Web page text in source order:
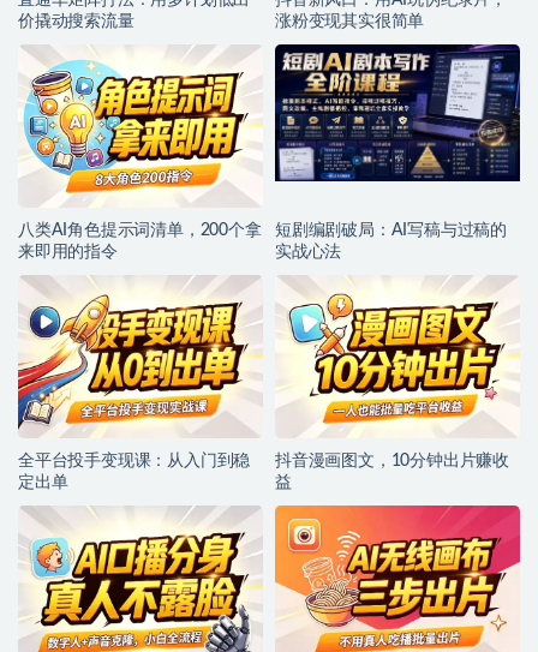
价撬动搜索流量
涨粉变现其实很简单
八类AI角色提示词清单，200个拿
来即用的指令
短剧编剧破局：AI写稿与过稿的
实战心法
全平台投手变现课：从入门到稳
定出单
抖音漫画图文，10分钟出片赚收
益